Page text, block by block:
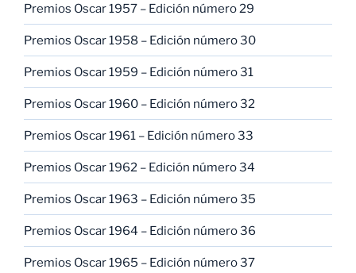
Premios Oscar 1957 – Edición número 29
Premios Oscar 1958 – Edición número 30
Premios Oscar 1959 – Edición número 31
Premios Oscar 1960 – Edición número 32
Premios Oscar 1961 – Edición número 33
Premios Oscar 1962 – Edición número 34
Premios Oscar 1963 – Edición número 35
Premios Oscar 1964 – Edición número 36
Premios Oscar 1965 – Edición número 37